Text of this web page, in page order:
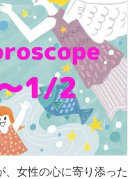
、女性の心に寄り添った